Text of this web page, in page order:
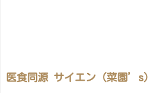
医食同源 サイエン（菜園’s